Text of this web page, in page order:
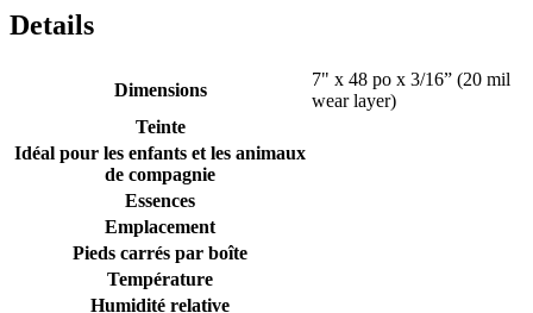
Details
Dimensions
7" x 48 po x 3/16” (20 mil
wear layer)
Teinte
Idéal pour les enfants et les animaux
de compagnie
Essences
Emplacement
Pieds carrés par boîte
Température
Humidité relative